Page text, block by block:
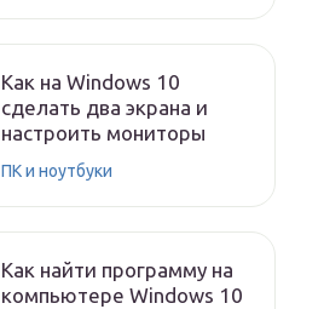
Как на Windows 10
сделать два экрана и
настроить мониторы
ПК и ноутбуки
Как найти программу на
компьютере Windows 10